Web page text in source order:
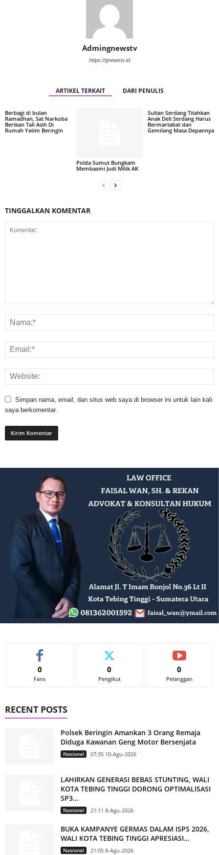
Admingnewstv
https://gnewstv.id
ARTIKEL TERKAIT DARI PENULIS
Berbagi di bulan
Ramadhan, Sat Narkoba
Berikan Tali Asih Di
Rumah Yatim Beringin
Polda Sumut Bungkam
Membasmi Judi Milik AK
Sultan Serdang Titahkan
Anak Deli Serdang Harus
Bermartabat dan
Gemilang Masa Depannya
TINGGALKAN KOMENTAR
Simpan nama, email, dan situs web saya di browser ini untuk lain kali
saya berkomentar.
0
Fans
0
Pengikut
0
Pelanggan
RECENT POSTS
Polsek Beringin Amankan 3 Orang Remaja
Diduga Kawanan Geng Motor Bersenjata
Nasional 07:35 10-Agu-2026
LAHIRKAN GENERASI BEBAS STUNTING, WALI
KOTA TEBING TINGGI DORONG OPTIMALISASI
SP3...
Nasional 21:11 8-Agu-2026
BUKA KAMPANYE GERMAS DALAM ISPS 2026,
WALI KOTA TEBING TINGGI APRESIASI...
Nasional 21:05 8-Agu-2026